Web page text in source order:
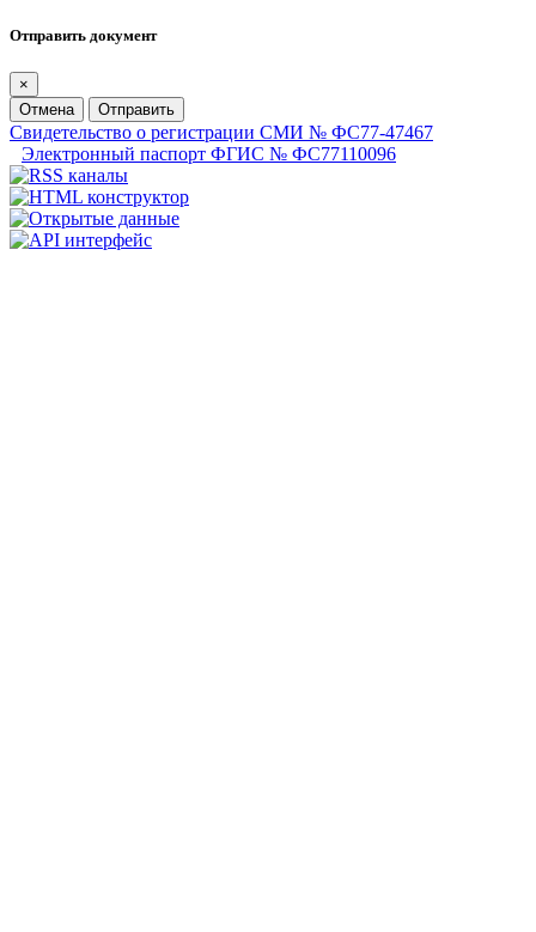
Отправить документ
×
Отмена
Отправить
Свидетельство о регистрации СМИ № ФС77-47467
Электронный паспорт ФГИС № ФС77110096